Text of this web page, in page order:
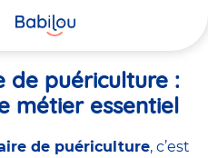
de puériculture :
métier essentiel
de puériculture, c’est